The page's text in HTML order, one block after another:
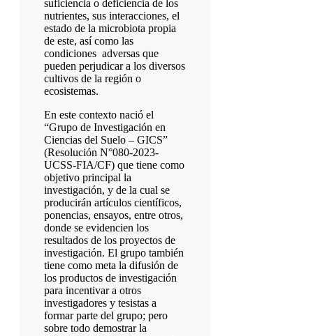
suficiencia o deficiencia de los
nutrientes, sus interacciones, el
estado de la microbiota propia
de este, así como las
condiciones adversas que
pueden perjudicar a los diversos
cultivos de la región o
ecosistemas.
En este contexto nació el
“Grupo de Investigación en
Ciencias del Suelo – GICS”
(Resolución N°080-2023-
UCSS-FIA/CF) que tiene como
objetivo principal la
investigación, y de la cual se
producirán artículos científicos,
ponencias, ensayos, entre otros,
donde se evidencien los
resultados de los proyectos de
investigación. El grupo también
tiene como meta la difusión de
los productos de investigación
para incentivar a otros
investigadores y tesistas a
formar parte del grupo; pero
sobre todo demostrar la